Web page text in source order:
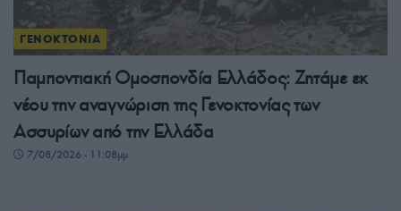
ΓΕΝΟΚΤΟΝΙΑ
Παμποντιακή Ομοσπονδία Ελλάδος: Ζητάμε εκ
νέου την αναγνώριση της Γενοκτονίας των
Ασσυρίων από την Ελλάδα
7/08/2026 - 11:08μμ